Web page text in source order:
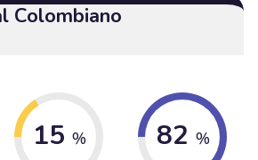
Colombiano
15 % 82 %